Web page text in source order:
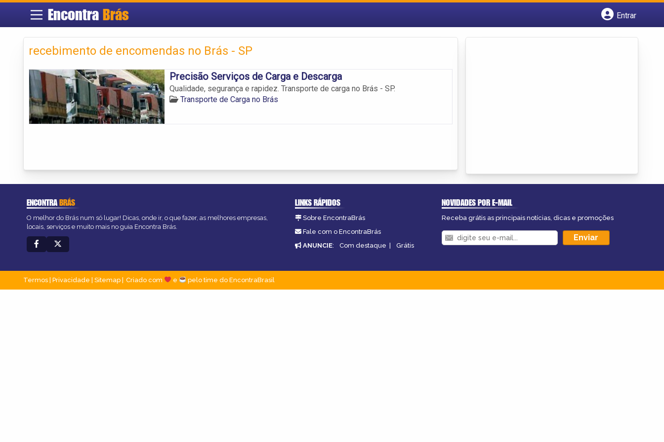
EncontraBrás
Entrar
recebimento de encomendas no Brás - SP
Precisão Serviços de Carga e Descarga
Qualidade, segurança e rapidez. Transporte de carga no Brás - SP.
Transporte de Carga no Brás
ENCONTRABRÁS
O melhor do Brás num só lugar! Dicas, onde ir, o que fazer, as melhores empresas,
locais, serviços e muito mais no guia Encontra Brás.
LINKS RÁPIDOS
Sobre EncontraBrás
Fale com o EncontraBrás
ANUNCIE: Com destaque | Grátis
NOVIDADES POR E-MAIL
Receba grátis as principais notícias, dicas e promoções
Termos Privacidade Sitemap Criado com e pelo time do EncontraBrasil